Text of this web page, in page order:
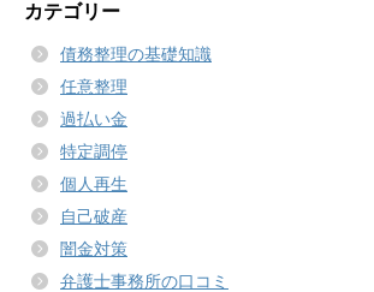
カテゴリー
債務整理の基礎知識
任意整理
過払い金
特定調停
個人再生
自己破産
闇金対策
弁護士事務所の口コミ